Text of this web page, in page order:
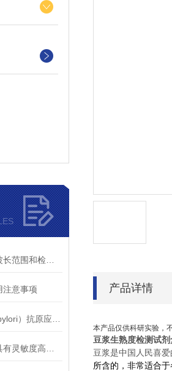
注意事项 产品详情
本产品仅供科研实验，
豆浆生熟度检测试剂
豆浆是中国人民喜
所含的 ，非常适合